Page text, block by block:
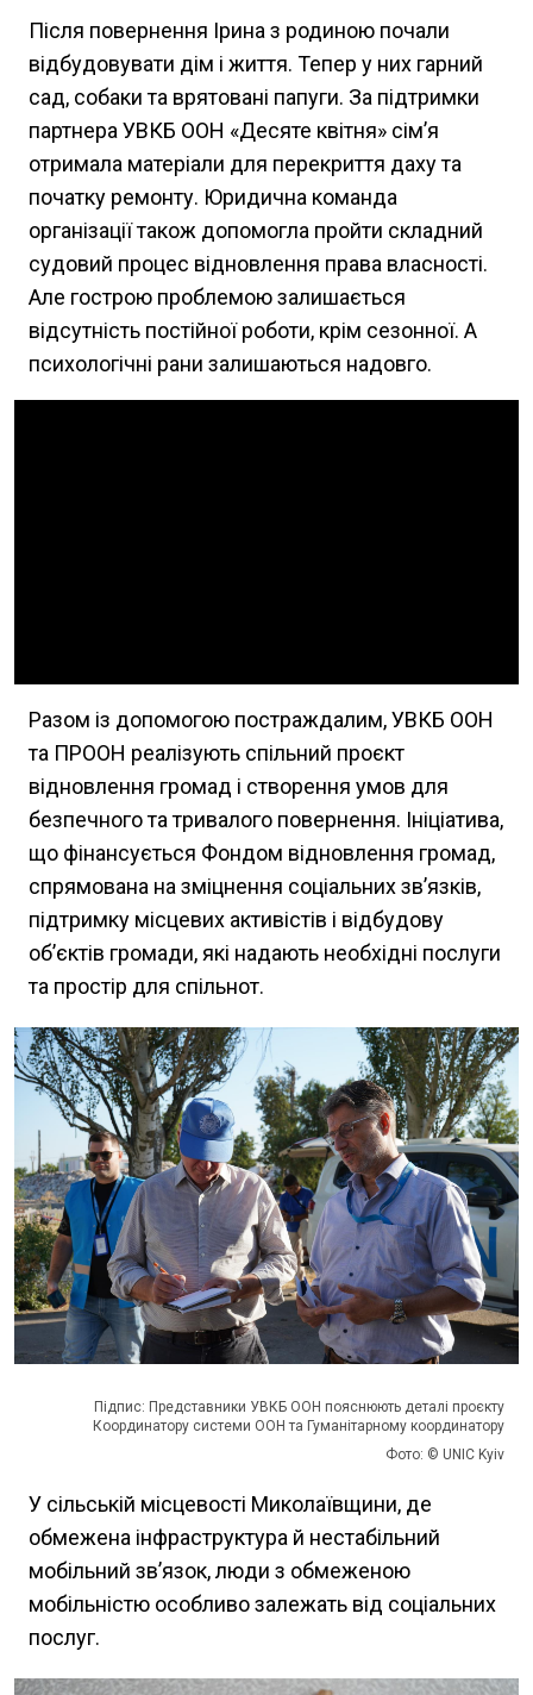
Після повернення Ірина з родиною почали
відбудовувати дім і життя. Тепер у них гарний
сад, собаки та врятовані папуги. За підтримки
партнера УВКБ ООН «Десяте квітня» сім’я
отримала матеріали для перекриття даху та
початку ремонту. Юридична команда
організації також допомогла пройти складний
судовий процес відновлення права власності.
Але гострою проблемою залишається
відсутність постійної роботи, крім сезонної. А
психологічні рани залишаються надовго.
Разом із допомогою постраждалим, УВКБ ООН
та ПРООН реалізують спільний проєкт
відновлення громад і створення умов для
безпечного та тривалого повернення. Ініціатива,
що фінансується Фондом відновлення громад,
спрямована на зміцнення соціальних зв’язків,
підтримку місцевих активістів і відбудову
об’єктів громади, які надають необхідні послуги
та простір для спільнот.
Підпис: Представники УВКБ ООН пояснюють деталі проєкту
Координатору системи ООН та Гуманітарному координатору
Фото: © UNIC Kyiv
У сільській місцевості Миколаївщини, де
обмежена інфраструктура й нестабільний
мобільний зв’язок, люди з обмеженою
мобільністю особливо залежать від соціальних
послуг.